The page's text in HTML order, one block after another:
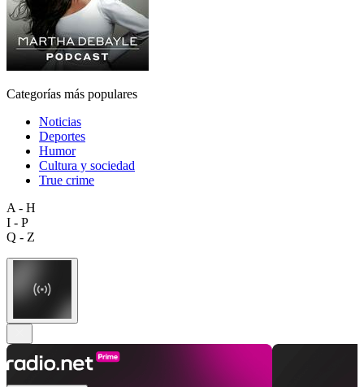
Categorías más populares
Noticias
Deportes
Humor
Cultura y sociedad
True crime
A - H
I - P
Q - Z